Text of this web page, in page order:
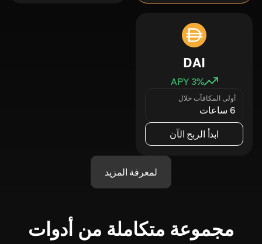
DAI
3% APY
أولى المكافآت خلال
6 ساعات
ابدأ الربح الآن
لمعرفة المزيد
مجموعة متكاملة من أدوات